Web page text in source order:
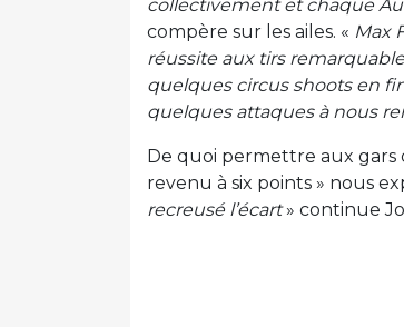
collectivement et chaque
compère sur les ailes. « Max
réussite aux tirs remarquable
quelques circus shoots en
quelques attaques à nous
De quoi permettre aux gars
revenu à six points » nous
recreusé l’écart» continue